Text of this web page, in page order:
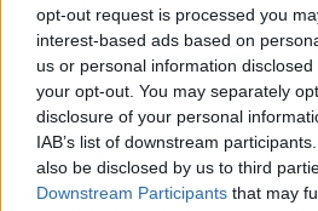
opt-out request is processed you
interest-based ads based on
us or personal information
your opt-out. You may separately
disclosure of your personal
IAB’s list of downstream
also be disclosed by us to third
Downstream Participants that may